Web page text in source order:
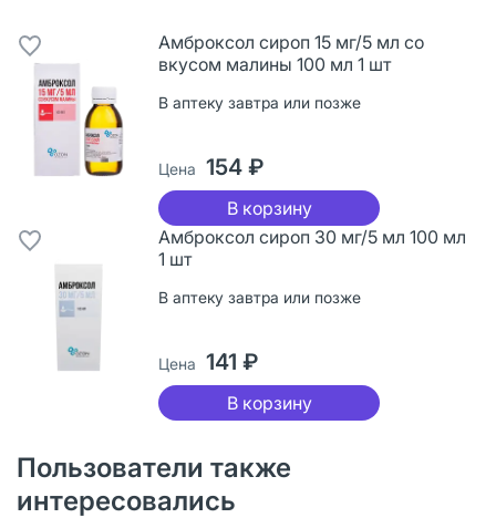
Амброксол сироп 15 мг/5 мл со
вкусом малины 100 мл 1 шт
В аптеку завтра или позже
Цена 154 ₽
В корзину
Амброксол сироп 30 мг/5 мл 100 мл
1 шт
В аптеку завтра или позже
Цена 141 ₽
В корзину
Пользователи также
интересовались